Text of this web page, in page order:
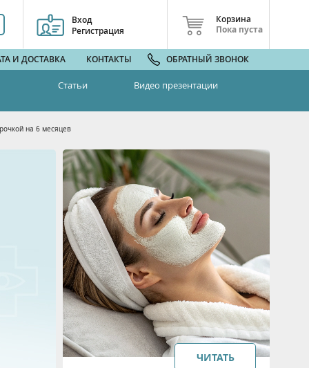
Вход
Регистрация
Корзина
Пока пуста
И ДОСТАВКА КОНТАКТЫ ОБРАТНЫЙ ЗВОНОК
Статьи Видео презентации
на 6 месяцев
ЧИТАТЬ